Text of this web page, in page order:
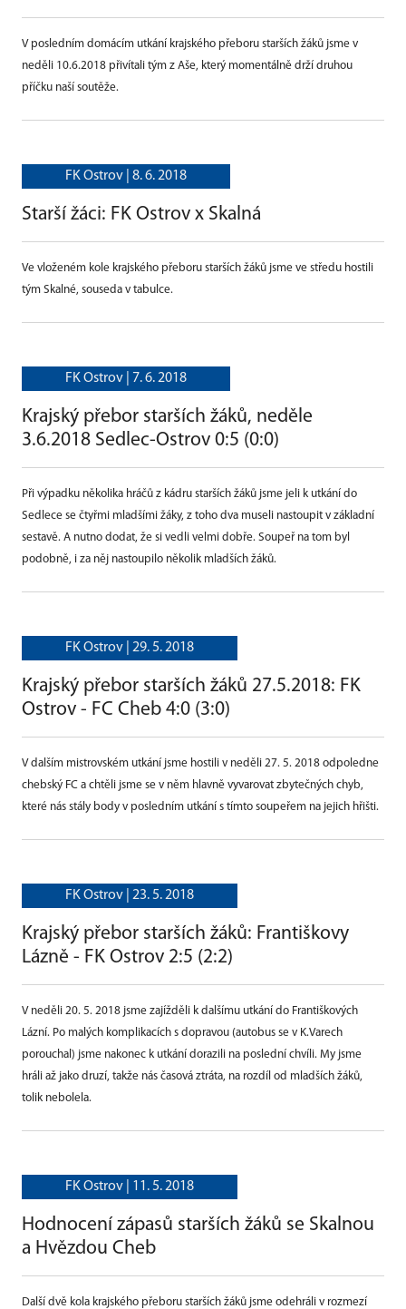
V posledním domácím utkání krajského přeboru starších žáků jsme v
neděli 10.6.2018 přivítali tým z Aše, který momentálně drží druhou
příčku naší soutěže.
FK Ostrov | 8. 6. 2018
Starší žáci: FK Ostrov x Skalná
Ve vloženém kole krajského přeboru starších žáků jsme ve středu hostili
tým Skalné, souseda v tabulce.
FK Ostrov | 7. 6. 2018
Krajský přebor starších žáků, neděle
3.6.2018 Sedlec-Ostrov 0:5 (0:0)
Při výpadku několika hráčů z kádru starších žáků jsme jeli k utkání do
Sedlece se čtyřmi mladšími žáky, z toho dva museli nastoupit v základní
sestavě. A nutno dodat, že si vedli velmi dobře. Soupeř na tom byl
podobně, i za něj nastoupilo několik mladších žáků.
FK Ostrov | 29. 5. 2018
Krajský přebor starších žáků 27.5.2018: FK
Ostrov - FC Cheb 4:0 (3:0)
V dalším mistrovském utkání jsme hostili v neděli 27. 5. 2018 odpoledne
chebský FC a chtěli jsme se v něm hlavně vyvarovat zbytečných chyb,
které nás stály body v posledním utkání s tímto soupeřem na jejich hřišti.
FK Ostrov | 23. 5. 2018
Krajský přebor starších žáků: Františkovy
Lázně - FK Ostrov 2:5 (2:2)
V neděli 20. 5. 2018 jsme zajížděli k dalšímu utkání do Františkových
Lázní. Po malých komplikacích s dopravou (autobus se v K.Varech
porouchal) jsme nakonec k utkání dorazili na poslední chvíli. My jsme
hráli až jako druzí, takže nás časová ztráta, na rozdíl od mladších žáků,
tolik nebolela.
FK Ostrov | 11. 5. 2018
Hodnocení zápasů starších žáků se Skalnou
a Hvězdou Cheb
Další dvě kola krajského přeboru starších žáků jsme odehráli v rozmezí